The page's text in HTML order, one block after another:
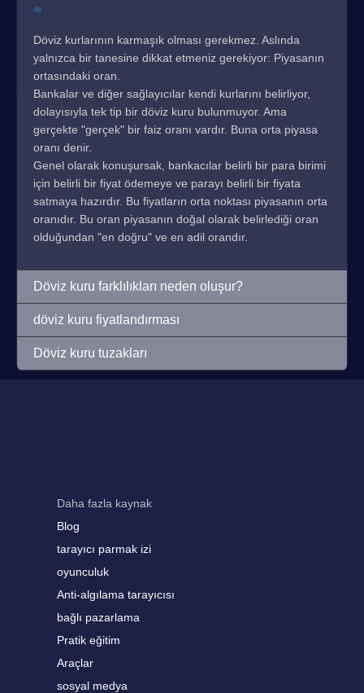
Döviz kurlarının karmaşık olması gerekmez. Aslında
yalnızca bir tanesine dikkat etmeniz gerekiyor: Piyasanın
ortasındaki oran.
Bankalar ve diğer sağlayıcılar kendi kurlarını belirliyor,
dolayısıyla tek tip bir döviz kuru bulunmuyor. Ama
gerçekte "gerçek" bir faiz oranı vardır. Buna orta piyasa
oranı denir.
Genel olarak konuşursak, bankacılar belirli bir para birimi
için belirli bir fiyat ödemeye ve parayı belirli bir fiyata
satmaya hazırdır. Bu fiyatların orta noktası piyasanın orta
oranıdır. Bu oran piyasanın doğal olarak belirlediği oran
olduğundan "en doğru" ve en adil orandır.
Döviz kuru farklılıkları neden oluşur?
döviz kuru fiyatlandırması
Döviz kuru tuzakları
Daha fazla kaynak
Blog
tarayıcı parmak izi
oyunculuk
Anti-algılama tarayıcısı
bağlı pazarlama
Pratik eğitim
Araçlar
sosyal medya